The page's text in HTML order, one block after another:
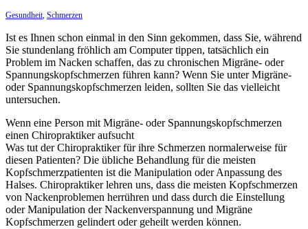
Gesundheit, Schmerzen
Ist es Ihnen schon einmal in den Sinn gekommen, dass Sie, während
Sie stundenlang fröhlich am Computer tippen, tatsächlich ein
Problem im Nacken schaffen, das zu chronischen Migräne- oder
Spannungskopfschmerzen führen kann? Wenn Sie unter Migräne-
oder Spannungskopfschmerzen leiden, sollten Sie das vielleicht
untersuchen.
Wenn eine Person mit Migräne- oder Spannungskopfschmerzen
einen Chiropraktiker aufsucht
Was tut der Chiropraktiker für ihre Schmerzen normalerweise für
diesen Patienten? Die übliche Behandlung für die meisten
Kopfschmerzpatienten ist die Manipulation oder Anpassung des
Halses. Chiropraktiker lehren uns, dass die meisten Kopfschmerzen
von Nackenproblemen herrühren und dass durch die Einstellung
oder Manipulation der Nackenverspannung und Migräne
Kopfschmerzen gelindert oder geheilt werden können.